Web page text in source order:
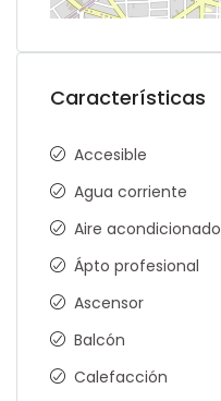
Características
Accesible
Agua corriente
Aire acondicionado
Ápto profesional
Ascensor
Balcón
Calefacción